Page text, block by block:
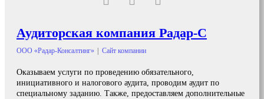
Аудиторская компания Радар-С
ООО «Радар-Консалтинг» Сайт компании
Оказываем услуги по проведению обязательного,
инициативного и налогового аудита, проводим аудит по
специальному заданию. Также, предоставляем дополнительные